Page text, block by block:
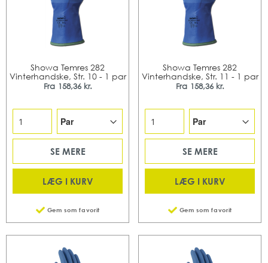
Showa Temres 282
Vinterhandske, Str. 10 - 1 par
Fra 158,36 kr.
SE MERE
LÆG I KURV
Gem som favorit
Showa Temres 282
Vinterhandske, Str. 11 - 1 par
Fra 158,36 kr.
SE MERE
LÆG I KURV
Gem som favorit